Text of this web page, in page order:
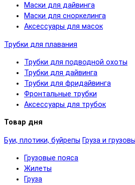
Маски для дайвинга
Маски для сноркелинга
Аксессуары для масок
Трубки для плавания
Трубки для подводной охоты
Трубки для дайвинга
Трубки для фридайвинга
Фронтальные трубки
Аксессуары для трубок
Товар дня
Буи, плотики, буйрепы Груза и
Грузовые пояса
Жилеты
Груза